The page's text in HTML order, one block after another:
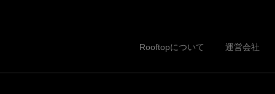
Rooftopについて 運営会社